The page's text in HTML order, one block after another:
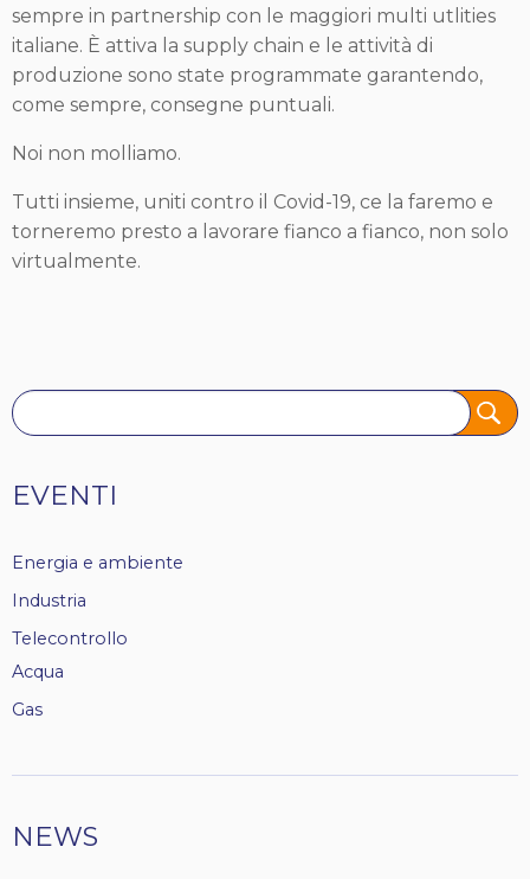
sempre in partnership con le maggiori multi utlities
italiane. È attiva la supply chain e le attività di
produzione sono state programmate garantendo,
come sempre, consegne puntuali.
Noi non molliamo.
Tutti insieme, uniti contro il Covid-19, ce la faremo e
torneremo presto a lavorare fianco a fianco, non solo
virtualmente.
Tags
EVENTI
Energia e ambiente
Industria
Telecontrollo
Acqua
Gas
NEWS